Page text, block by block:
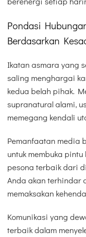
Pondasi
Berdasarkan
Ikatan asmara yang
saling menghargai
kedua belah pihak.
supranatural alami,
memegang kendali
Pemanfaatan media
untuk membuka
pesona terbaik dari
Anda akan terhindar
memaksakan
Komunikasi yang
terbaik dalam